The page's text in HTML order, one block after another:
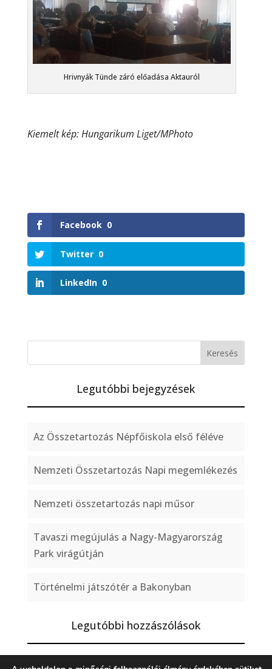
Hrivnyák Tünde záró előadása Aktauról
Kiemelt kép: Hungarikum Liget/MPhoto
Facebook 0
Twitter 0
LinkedIn 0
Legutóbbi bejegyzések
Az Összetartozás Népfőiskola első féléve
Nemzeti Összetartozás Napi megemlékezés
Nemzeti összetartozás napi műsor
Tavaszi megújulás a Nagy-Magyarország
Park virágútján
Történelmi játszótér a Bakonyban
Legutóbbi hozzászólások